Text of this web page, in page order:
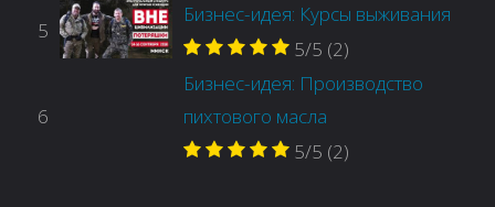
5
Бизнес-идея: Курсы выживания
5/5 (2)
6
Бизнес-идея: Производство
пихтового масла
5/5 (2)